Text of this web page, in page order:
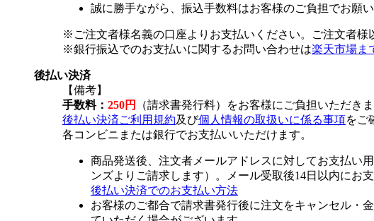
誠に勝手ながら、振込手数料はお客様のご負担でお願い
※ご注文者様名義の口座よりお支払いください。ご注文者様
※銀行振込でのお支払いに関するお問い合わせは楽天市場ま
後払い決済
【備考】
手数料： 250円
（請求書発行料）をお客様にご負担いただきま
後払い決済ご利用規約及び個人情報の取扱いに係る事項をご
各コンビニまたは銀行でお支払いいただけます。
商品発送後、注文者メールアドレスに対してお支払い
ンズよりご請求します）。メール受取後14日以内にお支
後払い決済でのお支払い方法
お客様のご都合で請求書発行後に注文をキャンセル・